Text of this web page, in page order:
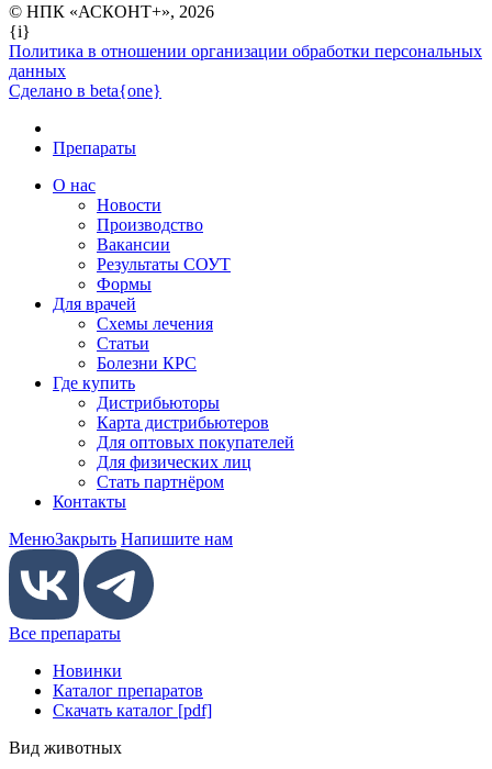
© НПК «АСКОНТ+», 2026
{i}
Политика в отношении организации обработки персональных
данных
Сделано в beta{one}
Препараты
О нас
Новости
Производство
Вакансии
Результаты СОУТ
Формы
Для врачей
Схемы лечения
Статьи
Болезни КРС
Где купить
Дистрибьюторы
Карта дистрибьютеров
Для оптовых покупателей
Для физических лиц
Стать партнёром
Контакты
МенюЗакрыть Напишите нам
Все препараты
Новинки
Каталог препаратов
Скачать каталог [pdf]
Вид животных